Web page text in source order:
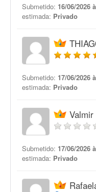
Submetido: 16/06/2026
estimada: Privado
Submetido: 17/06/2026
estimada: Privado
Valmir
Submetido: 17/06/2026
estimada: Privado